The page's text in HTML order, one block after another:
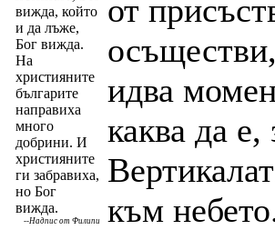
вижда, който
и да лъже,
Бог вижда.
На
християните
българите
направиха
много
добрини. И
християните
ги забравиха,
но Бог
вижда.
--Надпис от Филипи
от
идва
каква да е,
към